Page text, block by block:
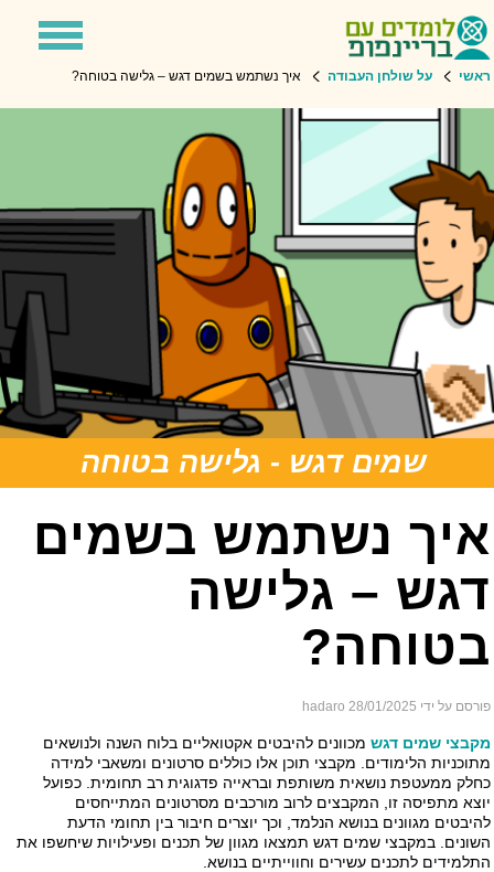
Toggle
Toggle
ראשי על שולחן העבודה איך נשתמש בשמים דגש – גלישה בטוחה?
שמים דגש - גלישה בטוחה
איך נשתמש בשמים
דגש – גלישה
בטוחה?
פורסם על ידי hadaro 28/01/2025
מקבצי שמים דגש מכוונים להיבטים אקטואליים בלוח השנה ולנושאים
מתוכניות הלימודים. מקבצי תוכן אלו כוללים סרטונים ומשאבי למידה
כחלק ממעטפת נושאית משותפת ובראייה פדגוגית רב תחומית. כפועל
יוצא מתפיסה זו, המקבצים לרוב מורכבים מסרטונים המתייחסים
להיבטים מגוונים בנושא הנלמד, וכך יוצרים חיבור בין תחומי הדעת
השונים. במקבצי שמים דגש תמצאו מגוון של תכנים ופעילויות שיחשפו את
התלמידים לתכנים עשירים וחווייתיים בנושא.